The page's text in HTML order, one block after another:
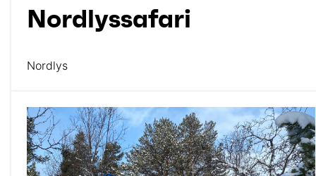
Nordlyssafari
Nordlys